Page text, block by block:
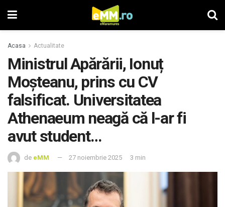
Acasa Actualitate
Ministrul Apărării, Ionuț
Moșteanu, prins cu CV
falsificat. Universitatea
Athenaeum neagă că l-ar fi
avut student…
de eMM 27 noiembrie 2025 3 min